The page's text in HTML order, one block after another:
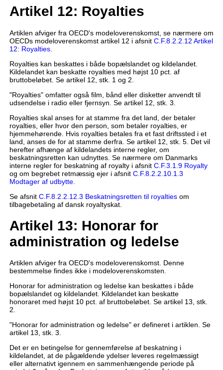
Artikel 12: Royalties
Artiklen afviger fra OECD's modeloverenskomst, se nærmere om
OECDs modeloverenskomst artikel 12 i afsnit C.F.8.2.2.12 Artikel
12: Royalties.
Royalties kan beskattes i både bopælslandet og kildelandet.
Kildelandet kan beskatte royalties med højst 10 pct. af
bruttobeløbet. Se artikel 12, stk. 1 og 2.
"Royalties" omfatter også film, bånd eller disketter anvendt til
udsendelse i radio eller fjernsyn. Se artikel 12, stk. 3.
Royalties skal anses for at stamme fra det land, der betaler
royalties, eller hvor den person, som betaler royalties, er
hjemmehørende. Hvis royalties betales fra et fast driftssted i et
land, anses de for at stamme derfra. Se artikel 12, stk. 5. Det vil
herefter afhænge af kildelandets interne regler, om
beskatningsretten kan udnyttes. Se nærmere om Danmarks
interne regler for beskatning af royalty i afsnit C.F.3.1.9 Royalty
og om begrebet retmæssig ejer i afsnit C.F.8.2.2.10.1.3
Modtager af udbytte.
Se afsnit C.F.8.2.2.12.3 Beskatningsretten til royaltiesom
tilbagebetaling af dansk royaltyskat.
Artikel 13: Honorar for
administration og ledelse
Artiklen afviger fra OECD's modeloverenskomst. Denne
bestemmelse findes ikke i modeloverenskomsten.
Honorar for administration og ledelse kan beskattes i både
bopælslandet og kildelandet. Kildelandet kan beskatte
honoraret med højst 10 pct. af bruttobeløbet. Se artikel 13, stk.
2.
"Honorar for administration og ledelse" er defineret i artiklen. Se
artikel 13, stk. 3.
Det er en betingelse for gennemførelse af beskatning i
kildelandet, at de pågældende ydelser leveres regelmæssigt
eller alternativt igennem en sammenhængende periode på